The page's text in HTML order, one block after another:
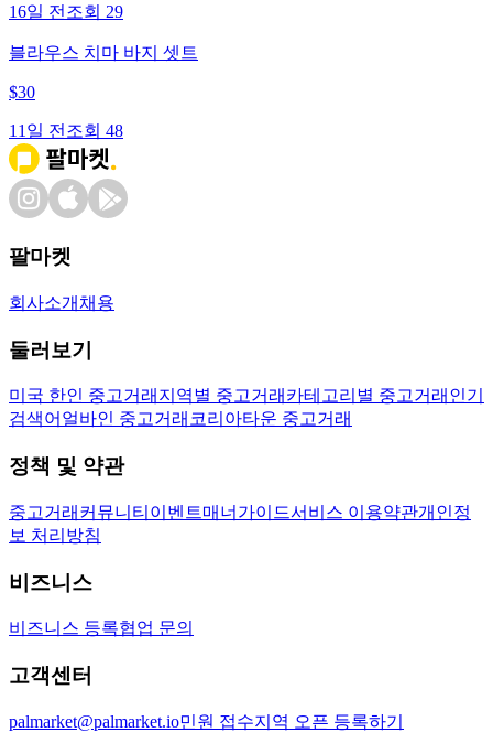
16일 전 조회 29
블라우스 치마 바지 셋트
$30
11일 전 조회 48
팔마켓
회사소개 채용
둘러보기
미국 한인 중고거래 지역별 중고거래 카테고리별 중고거래 인기
검색어 얼바인 중고거래 코리아타운 중고거래
정책 및 약관
중고거래 커뮤니티 이벤트매너가이드서비스 이용약관개인정
보 처리방침
비즈니스
비즈니스 등록협업 문의
고객센터
palmarket@palmarket.io민원 접수지역 오픈 등록하기